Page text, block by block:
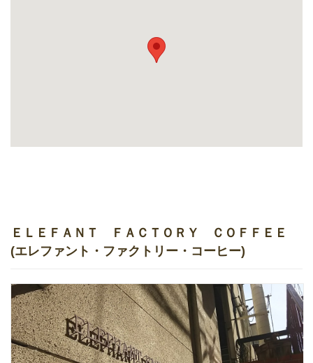
ＥＬＥＦＡＮＴ ＦＡＣＴＯＲＹ ＣＯＦＦＥＥ
(エレファント・ファクトリー・コーヒー)